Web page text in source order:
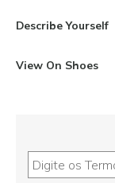
Describe Yourself
View On Shoes